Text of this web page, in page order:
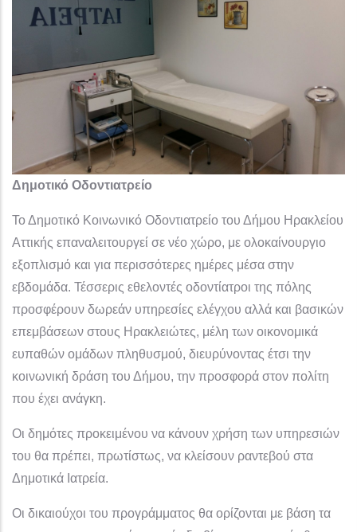
Δημοτικό Οδοντιατρείο
Το Δημοτικό Κοινωνικό Οδοντιατρείο του Δήμου Ηρακλείου
Αττικής επαναλειτουργεί σε νέο χώρο, με ολοκαίνουργιο
εξοπλισμό και για περισσότερες ημέρες μέσα στην
εβδομάδα. Τέσσερις εθελοντές οδοντίατροι της πόλης
προσφέρουν δωρεάν υπηρεσίες ελέγχου αλλά και βασικών
επεμβάσεων στους Ηρακλειώτες, μέλη των οικονομικά
ευπαθών ομάδων πληθυσμού, διευρύνοντας έτσι την
κοινωνική δράση του Δήμου, την προσφορά στον πολίτη
που έχει ανάγκη.
Οι δημότες προκειμένου να κάνουν χρήση των υπηρεσιών
του θα πρέπει, πρωτίστως, να κλείσουν ραντεβού στα
Δημοτικά Ιατρεία.
Οι δικαιούχοι του προγράμματος θα ορίζονται με βάση τα